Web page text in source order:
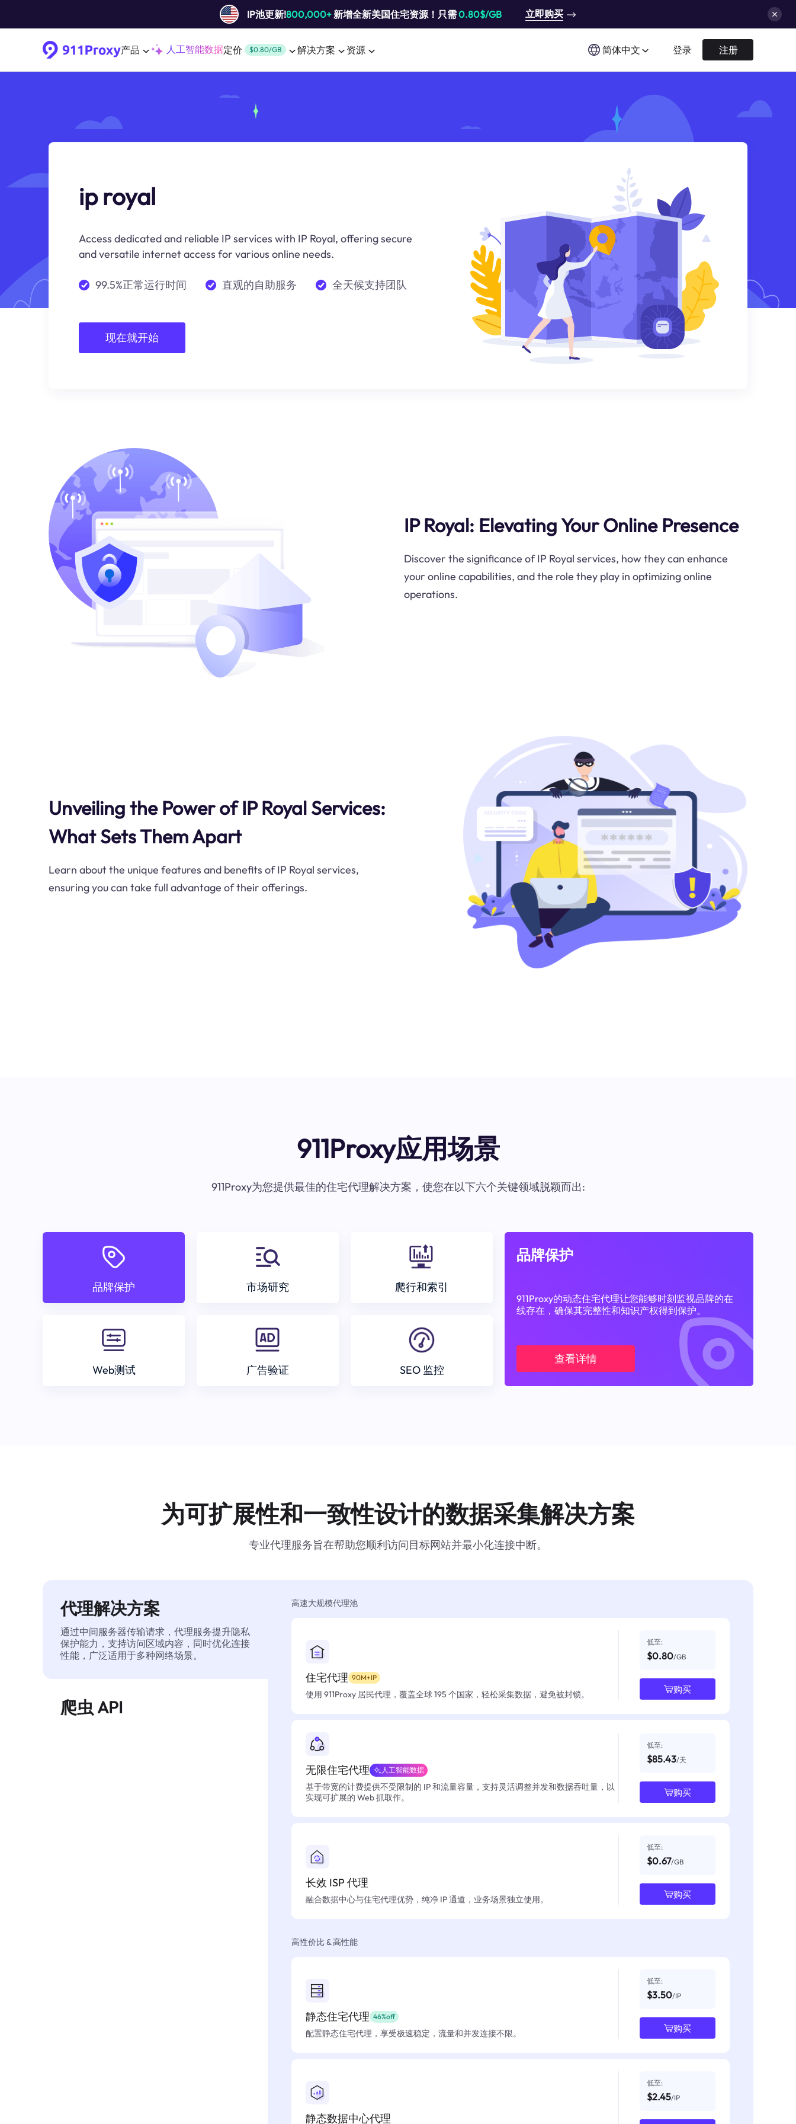
IP池更新!800,000+新增全新美国住宅资源！只需0.80$/GB 立即购买
产品 人工智能数据定价 $0.80/GB 解决方案 资源 简体中文 登录 注册
ip royal
Access dedicated and reliable IP services with IP Royal, offering secure
and versatile internet access for various online needs.
99.5%正常运行时间 直观的自助服务 全天候支持团队
现在就开始
IP Royal: Elevating Your Online Presence
Discover the significance of IP Royal services, how they can enhance
your online capabilities, and the role they play in optimizing online
operations.
Unveiling the Power of IP Royal Services:
What Sets Them Apart
Learn about the unique features and benefits of IP Royal services,
ensuring you can take full advantage of their offerings.
911Proxy应用场景
911Proxy为您提供最佳的住宅代理解决方案，使您在以下六个关键领域脱颖而出:
品牌保护 市场研究 爬行和索引
Web测试 广告验证 SEO 监控
品牌保护
911Proxy的动态住宅代理让您能够时刻监视品牌的在
线存在，确保其完整性和知识产权得到保护。
查看详情
为可扩展性和一致性设计的数据采集解决方案
专业代理服务旨在帮助您顺利访问目标网站并最小化连接中断。
代理解决方案
通过中间服务器传输请求，代理服务提升隐私
保护能力，支持访问区域内容，同时优化连接
性能，广泛适用于多种网络场景。
爬虫 API
高速大规模代理池
住宅代理 90M+IP
使用 911Proxy 居民代理，覆盖全球 195 个国家，轻松采集数据，避免被封锁。
低至:
$0.80/GB
购买
无限住宅代理 人工智能数据
基于带宽的计费提供不受限制的 IP 和流量容量，支持灵活调整并发和数据吞吐量，以
实现可扩展的 Web 抓取作。
低至:
$85.43/天
购买
长效 ISP 代理
融合数据中心与住宅代理优势，纯净 IP 通道，业务场景独立使用。
低至:
$0.67/GB
购买
高性价比 & 高性能
静态住宅代理 46%off
配置静态住宅代理，享受极速稳定，流量和并发连接不限。
低至:
$3.50/IP
购买
静态数据中心代理
低至:
$2.45/IP